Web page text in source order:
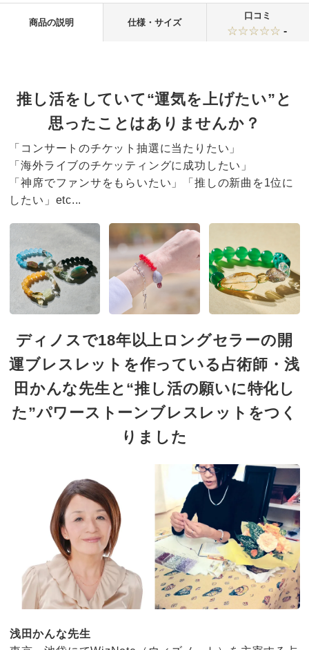
商品の説明 仕様・サイズ
口コミ
-
推し活をしていて“運気を上げたい”と
思ったことはありませんか？
「コンサートのチケット抽選に当たりたい」
「海外ライブのチケッティングに成功したい」
「神席でファンサをもらいたい」「推しの新曲を1位に
したい」etc...
ディノスで18年以上ロングセラーの開
運ブレスレットを作っている 占術師・浅
田かんな先生と“推し活の願いに特化し
た”パワーストーンブレスレットをつく
りました
浅田かんな先生